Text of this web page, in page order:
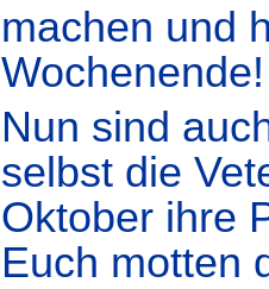
machen und
Wochenende!
Nun sind
selbst die
Oktober ihre
Euch motten